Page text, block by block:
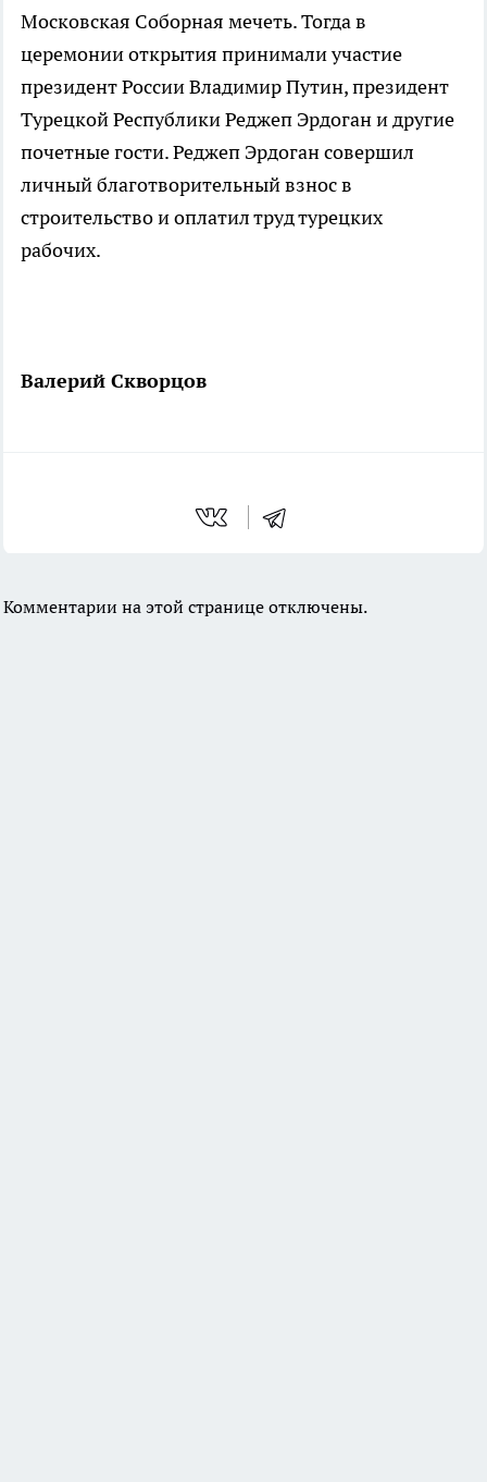
Московская Соборная мечеть. Тогда в
церемонии открытия принимали участие
президент России Владимир Путин, президент
Турецкой Республики Реджеп Эрдоган и другие
почетные гости. Реджеп Эрдоган совершил
личный благотворительный взнос в
строительство и оплатил труд турецких
рабочих.
Валерий Скворцов
Комментарии на этой странице отключены.